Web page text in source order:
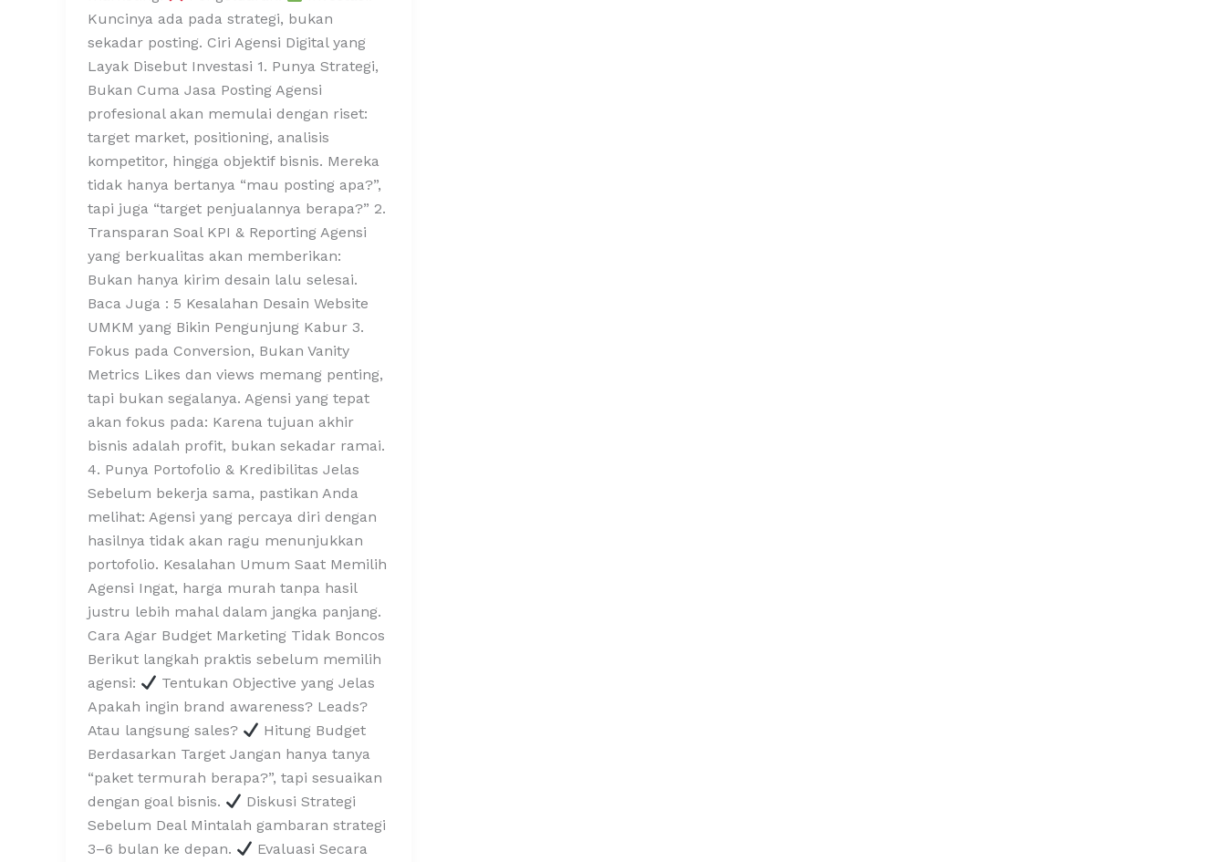
Kuncinya ada pada strategi, bukan
sekadar posting. Ciri Agensi Digital yang
Layak Disebut Investasi 1. Punya Strategi,
Bukan Cuma Jasa Posting Agensi
profesional akan memulai dengan riset:
target market, positioning, analisis
kompetitor, hingga objektif bisnis. Mereka
tidak hanya bertanya “mau posting apa?”,
tapi juga “target penjualannya berapa?” 2.
Transparan Soal KPI & Reporting Agensi
yang berkualitas akan memberikan:
Bukan hanya kirim desain lalu selesai.
Baca Juga : 5 Kesalahan Desain Website
UMKM yang Bikin Pengunjung Kabur 3.
Fokus pada Conversion, Bukan Vanity
Metrics Likes dan views memang penting,
tapi bukan segalanya. Agensi yang tepat
akan fokus pada: Karena tujuan akhir
bisnis adalah profit, bukan sekadar ramai.
4. Punya Portofolio & Kredibilitas Jelas
Sebelum bekerja sama, pastikan Anda
melihat: Agensi yang percaya diri dengan
hasilnya tidak akan ragu menunjukkan
portofolio. Kesalahan Umum Saat Memilih
Agensi Ingat, harga murah tanpa hasil
justru lebih mahal dalam jangka panjang.
Cara Agar Budget Marketing Tidak Boncos
Berikut langkah praktis sebelum memilih
agensi:
Tentukan Objective yang Jelas
Apakah ingin brand awareness? Leads?
Atau langsung sales?
Hitung Budget
Berdasarkan Target Jangan hanya tanya
“paket termurah berapa?”, tapi sesuaikan
dengan goal bisnis.
Diskusi Strategi
Sebelum Deal Mintalah gambaran strategi
3–6 bulan ke depan.
Evaluasi Secara